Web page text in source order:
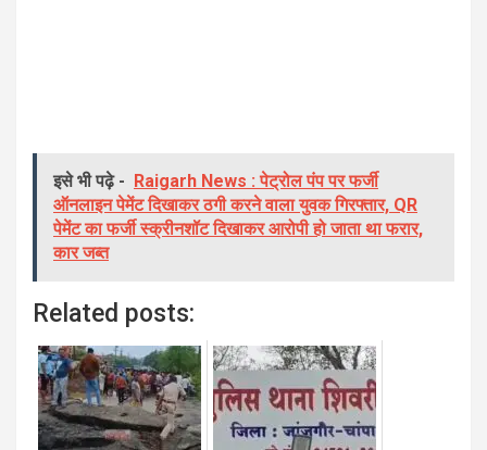
इसे भी पढ़े -
Raigarh News : पेट्रोल पंप पर फर्जी
ऑनलाइन पेमेंट दिखाकर ठगी करने वाला युवक गिरफ्तार, QR
पेमेंट का फर्जी स्क्रीनशॉट दिखाकर आरोपी हो जाता था फरार,
कार जब्त
Related posts: